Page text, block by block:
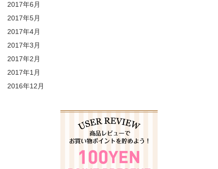
2017年6月
2017年5月
2017年4月
2017年3月
2017年2月
2017年1月
2016年12月